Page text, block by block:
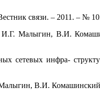
связи. – 2011. – №
Малыгин, В.И.
сетевых инфра-
В.И.